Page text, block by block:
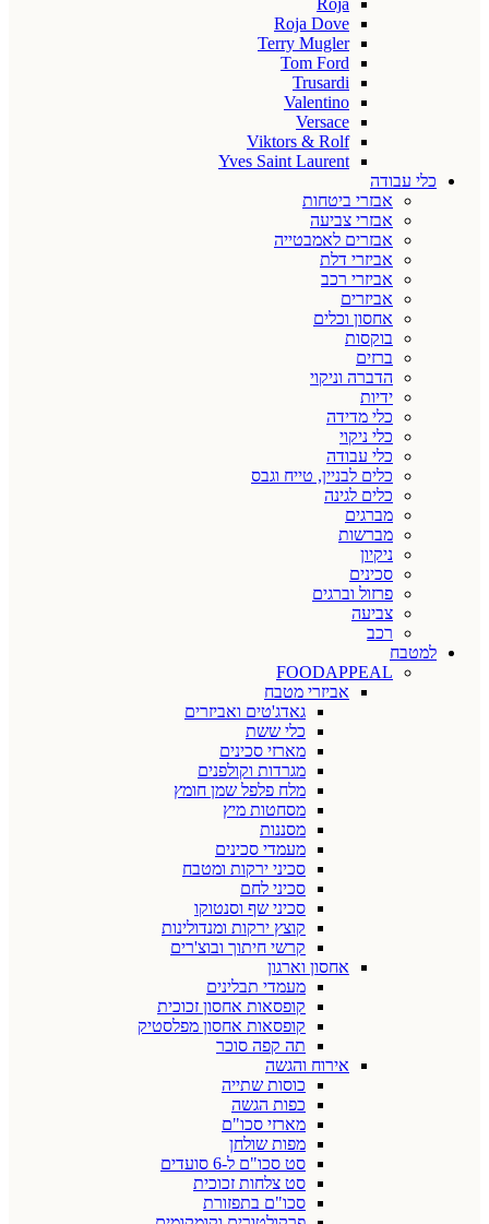
Roja
Roja Dove
Terry Mugler
Tom Ford
Trusardi
Valentino
Versace
Viktors & Rolf
Yves Saint Laurent
כלי עבודה
אבזרי ביטחות
אבזרי צביעה
אבזרים לאמבטייה
אביזרי דלת
אביזרי רכב
אביזרים
אחסון וכלים
בוקסות
ברזים
הדברה וניקוי
ידיות
כלי מדידה
כלי ניקוי
כלי עבודה
כלים לבניין, טייח וגבס
כלים לגינה
מברגים
מברשות
ניקיון
סכינים
פרזול וברגים
צביעה
רכב
למטבח
FOODAPPEAL
אביזרי מטבח
גאדג'טים ואביזרים
כלי ששת
מארזי סכינים
מגרדות וקולפנים
מלח פלפל שמן חומץ
מסחטות מיץ
מסננות
מעמדי סכינים
סכיני ירקות ומטבח
סכיני לחם
סכיני שף וסנטוקו
קוצץ ירקות ומנדולינות
קרשי חיתוך ובוצ'רים
אחסון וארגון
מעמדי תבלינים
קופסאות אחסון זכוכית
קופסאות אחסון מפלסטיק
תה קפה סוכר
אירוח והגשה
כוסות שתייה
כפות הגשה
מארזי סכו"ם
מפות שולחן
סט סכו"ם ל-6 סועדים
סט צלחות זכוכית
סכו"ם בתפזורת